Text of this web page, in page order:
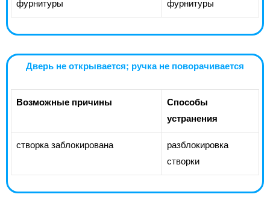
фурнитуры
фурнитуры
Дверь не открывается; ручка не поворачивается
Возможные причины
Способы
устранения
створка заблокирована
разблокировка
створки